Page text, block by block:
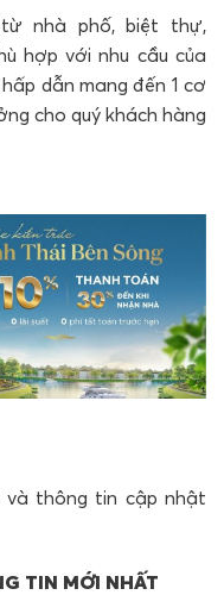
nhà phố, biệt thự,
hợp với nhu cầu của
dẫn mang đến 1 cơ
cho quý khách hàng
và thông tin cập nhật
TIN MỚI NHẤT